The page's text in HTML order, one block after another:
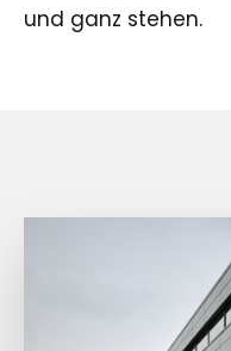
und ganz stehen.